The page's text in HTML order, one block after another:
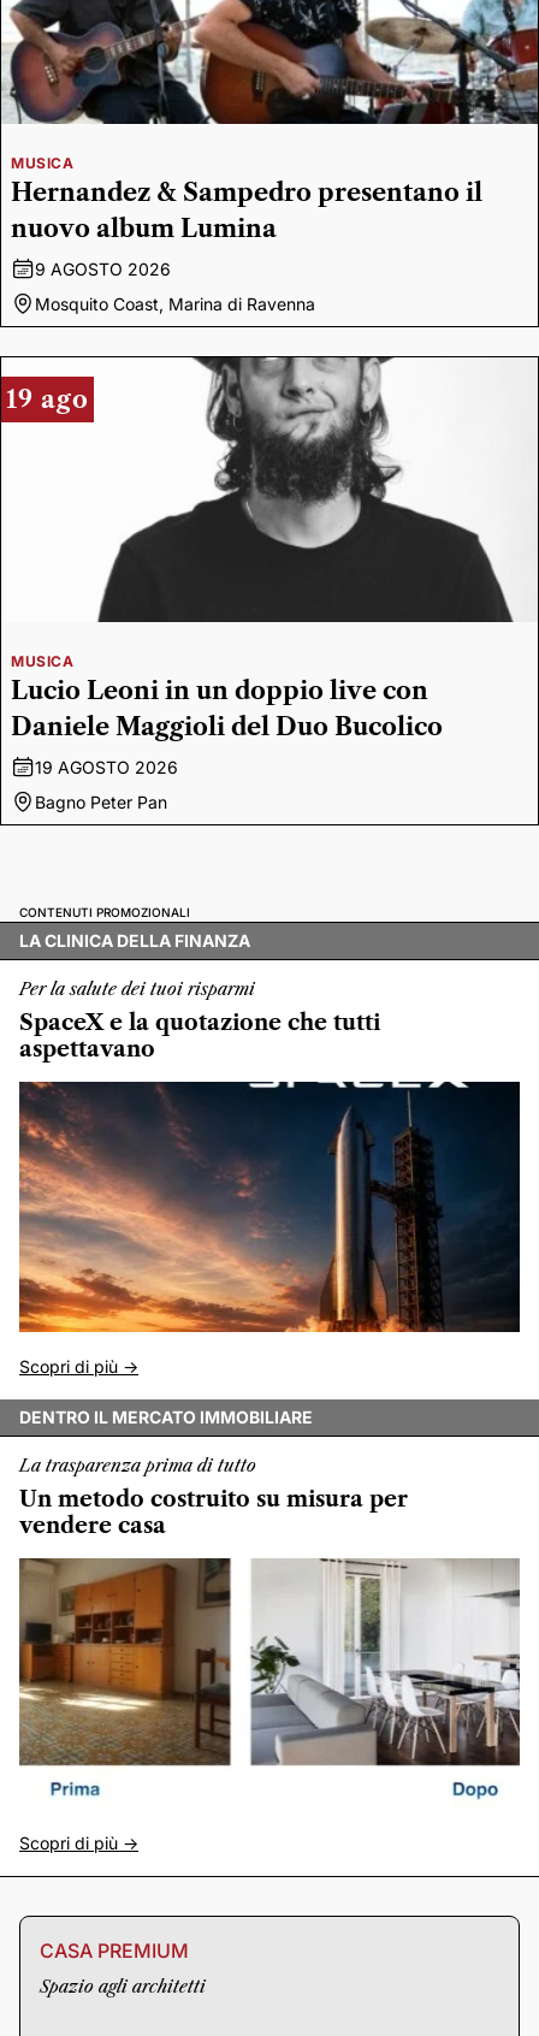
MUSICA
Hernandez & Sampedro presentano il
nuovo album Lumina
9 AGOSTO 2026
Mosquito Coast, Marina di Ravenna
19 ago
MUSICA
Lucio Leoni in un doppio live con
Daniele Maggioli del Duo Bucolico
19 AGOSTO 2026
Bagno Peter Pan
CONTENUTI PROMOZIONALI
LA CLINICA DELLA FINANZA
Per la salute dei tuoi risparmi
SpaceX e la quotazione che tutti
aspettavano
Scopri di più ->
DENTRO IL MERCATO IMMOBILIARE
La trasparenza prima di tutto
Un metodo costruito su misura per
vendere casa
Scopri di più ->
CASA PREMIUM
Spazio agli architetti